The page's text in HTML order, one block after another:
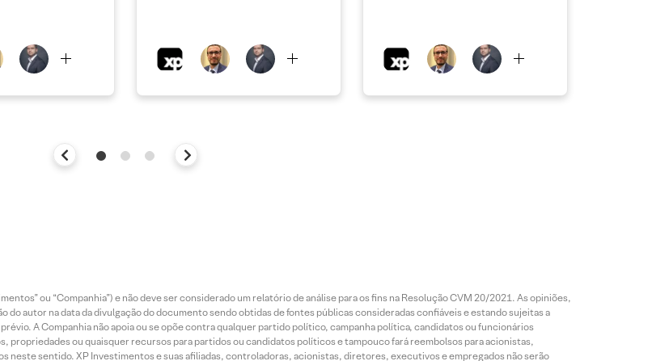
ou “Companhia”) e não deve ser considerado um relatório de análise para os fins na Resolução CVM 20/2021. As opiniões,
autor na data da divulgação do documento sendo obtidas de fontes públicas consideradas confiáveis e estando sujeitas a
A Companhia não apoia ou se opõe contra qualquer partido político, campanha política, candidatos ou funcionários
propriedades ou quaisquer recursos para partidos ou candidatos políticos e tampouco fará reembolsos para acionistas,
sentido. XP Investimentos e suas afiliadas, controladoras, acionistas, diretores, executivos e empregados não serão